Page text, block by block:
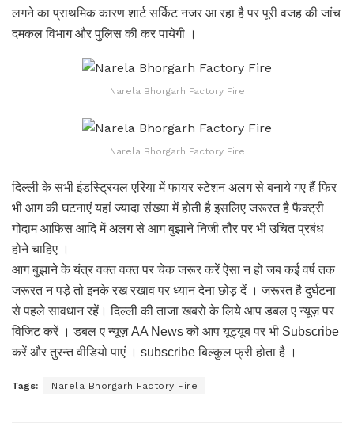
लगने का प्राथमिक कारण शार्ट सर्किट नजर आ रहा है पर पूरी वजह की जांच
दमकल विभाग और पुलिस की कर पायेगी ।
Narela Bhorgarh Factory Fire
Narela Bhorgarh Factory Fire
दिल्ली के सभी इंडस्ट्रियल एरिया में फायर स्टेशन अलग से बनाये गए हैं फिर
भी आग की घटनाएं यहां ज्यादा संख्या में होती है इसलिए जरूरत है फैक्ट्री
गोदाम आफिस आदि में अलग से आग बुझाने निजी तौर पर भी उचित प्रबंध
होने चाहिए ।
आग बुझाने के यंत्र वक्त वक्त पर चेक जरूर करें ऐसा न हो जब कई वर्ष तक
जरूरत न पड़े तो इनके रख रखाव पर ध्यान देना छोड़ दें । जरूरत है दुर्घटना
से पहले सावधान रहें। दिल्ली की ताजा खबरो के लिये आप डबल ए न्यूज़ पर
विजिट करें । डबल ए न्यूज़ AA News को आप यूट्यूब पर भी Subscribe
करें और तुरन्त वीडियो पाएं । subscribe बिल्कुल फ्री होता है ।
Tags: Narela Bhorgarh Factory Fire